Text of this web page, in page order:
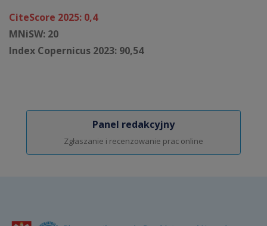
CiteScore 2025: 0,4
MNiSW: 20
Index Copernicus 2023: 90,54
Panel redakcyjny
Zgłaszanie i recenzowanie prac online